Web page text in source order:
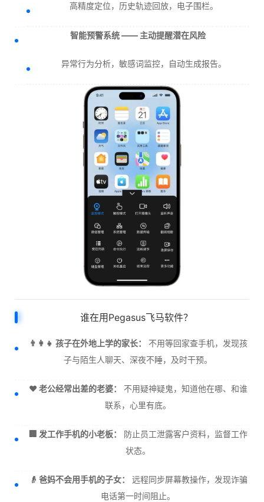
高精度定位，历史轨迹回放，电子围栏。
智能预警系统 —— 主动提醒潜在风险
异常行为分析，敏感词监控，自动生成报告。
谁在用Pegasus飞马软件？
👨‍👩‍👧 孩子在外地上学的家长：
不用等回家查手机，发现孩
子与陌生人聊天、深夜不睡，及时干预。
❤️ 老公经常出差的老婆：
不用疑神疑鬼，知道他在哪、和谁
联系，心里有底。
🏢 发工作手机的小老板：
防止员工泄露客户资料，监督工作
状态。
👴 爸妈不会用手机的子女：
远程同步屏幕教操作，发现诈骗
电话第一时间阻止。